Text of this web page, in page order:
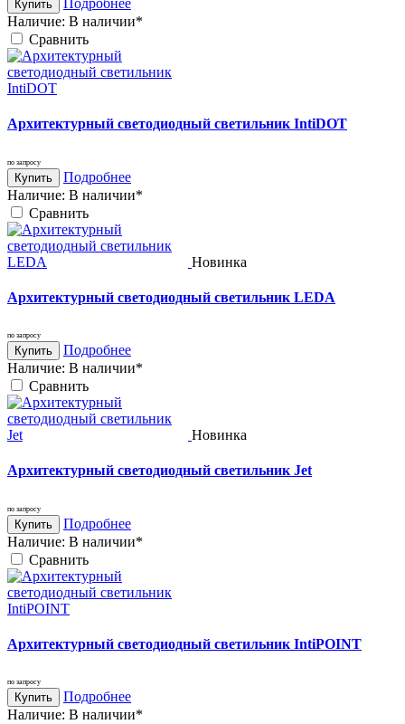
Купить
Подробнее
Наличие: В наличии*
Cравнить
Архитектурный светодиодный светильник IntiDOT
по запросу
Купить
Подробнее
Наличие: В наличии*
Cравнить
Новинка
Архитектурный светодиодный светильник LEDA
по запросу
Купить
Подробнее
Наличие: В наличии*
Cравнить
Новинка
Архитектурный светодиодный светильник Jet
по запросу
Купить
Подробнее
Наличие: В наличии*
Cравнить
Архитектурный светодиодный светильник IntiPOINT
по запросу
Купить
Подробнее
Наличие: В наличии*